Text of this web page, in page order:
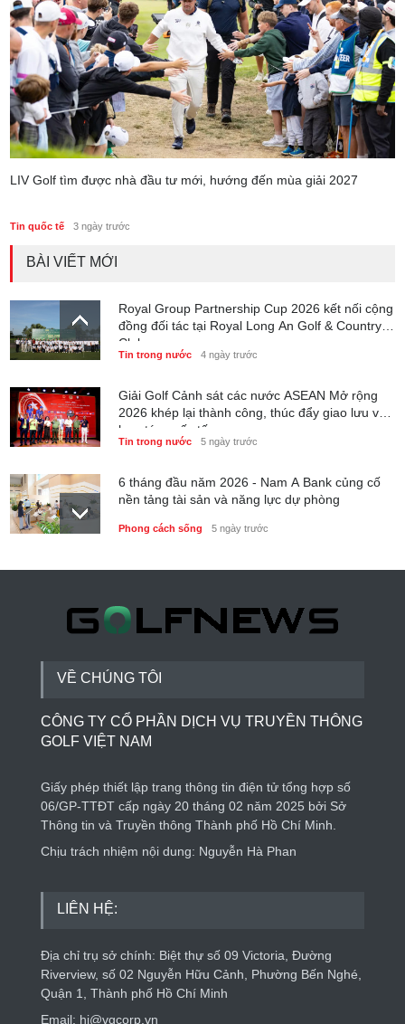
LIV Golf tìm được nhà đầu tư mới, hướng đến mùa giải 2027
Tin quốc tế 3 ngày trước
BÀI VIẾT MỚI
Royal Group Partnership Cup 2026 kết nối cộng
đồng đối tác tại Royal Long An Golf & Country
Club
Tin trong nước 4 ngày trước
Giải Golf Cảnh sát các nước ASEAN Mở rộng
2026 khép lại thành công, thúc đẩy giao lưu và
hợp tác quốc tế
Tin trong nước 5 ngày trước
6 tháng đầu năm 2026 - Nam A Bank củng cố
nền tảng tài sản và năng lực dự phòng
Phong cách sống 5 ngày trước
Thành lập Trung tâm Giải mã lượng tử Quang
Phong cách sống 5 ngày trước
VỀ CHÚNG TÔI
CÔNG TY CỔ PHẦN DỊCH VỤ TRUYỀN THÔNG
GOLF VIỆT NAM
Giấy phép thiết lập trang thông tin điện tử tổng hợp số
06/GP-TTĐT cấp ngày 20 tháng 02 năm 2025 bởi Sở
Thông tin và Truyền thông Thành phố Hồ Chí Minh.
Chịu trách nhiệm nội dung: Nguyễn Hà Phan
LIÊN HỆ:
Địa chỉ trụ sở chính: Biệt thự số 09 Victoria, Đường
Riverview, số 02 Nguyễn Hữu Cảnh, Phường Bến Nghé,
Quận 1, Thành phố Hồ Chí Minh
Email: hi@vgcorp.vn